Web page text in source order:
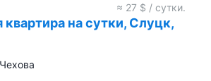
≈ 27 $ / сутки.
квартира на сутки, Слуцк,